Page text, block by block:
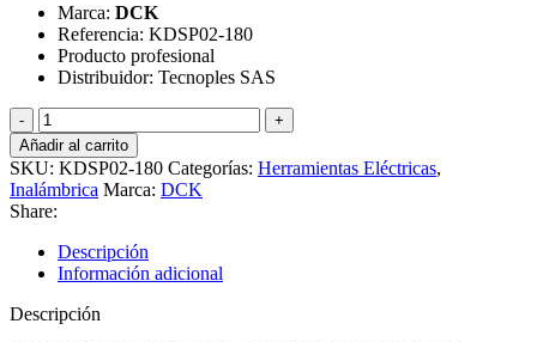
Marca: DCK
Referencia: KDSP02-180
Producto profesional
Distribuidor: Tecnoples SAS
Polichadora
inalámbrica
7"
sin
escobillas
KDSP02-
180,
DCK
cantidad
Añadir al carrito
SKU: KDSP02-180 Categorías: Herramientas Eléctricas,
Inalámbrica Marca: DCK
Share:
Descripción
Información adicional
Descripción